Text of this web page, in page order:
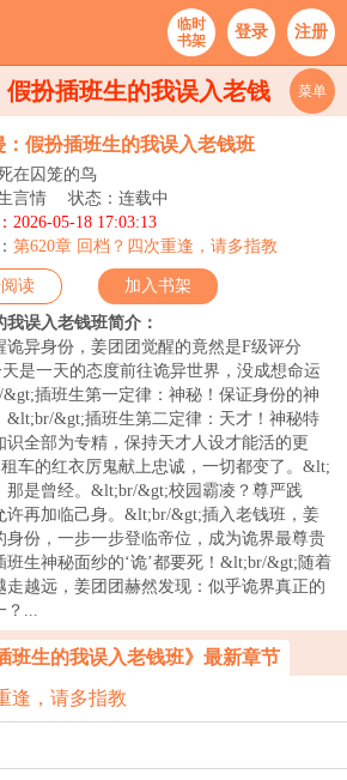
临时
书架
登录 注册
假扮插班生的我误入老钱
班
菜单
：假扮插班生的我误入老钱班
在囚笼的鸟
言情
状态：连载中
2026-05-18 17:03:13
第620章 回档？四次重逢，请多指教
读 加入书架
误入老钱班简介：
诡异身份，姜团团觉醒的竟然是F级评分
是一天的态度前往诡异世界，没成想命运
插班生第一定律：神秘！保证身份的神
&lt;br/&gt;插班生第二定律：天才！神秘特
全部为专精，保持天才人设才能活的更
车的红衣厉鬼献上忠诚，一切都变了。&lt;
那是曾经。&lt;br/&gt;校园霸凌？尊严践
许再加临己身。&lt;br/&gt;插入老钱班，姜
身份，一步一步登临帝位，成为诡界最尊贵
生神秘面纱的‘诡’都要死！&lt;br/&gt;随着
越远，姜团团赫然发现：似乎诡界真正的
？...
班生的我误入老钱班》最新章节
逢，请多指教